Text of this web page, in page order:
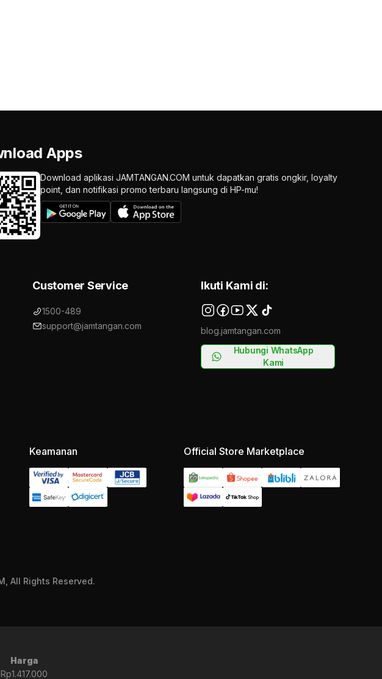
Apps
Download aplikasi JAMTANGAN.COM untuk dapatkan gratis ongkir, loyalty
point, dan notifikasi promo terbaru langsung di HP-mu!
Customer Service
1500-489
support@jamtangan.com
Ikuti Kami di:
blog.jamtangan.com
Hubungi WhatsApp
Kami
Keamanan Official Store Marketplace
All Rights Reserved.
Harga
Rp1.417.000